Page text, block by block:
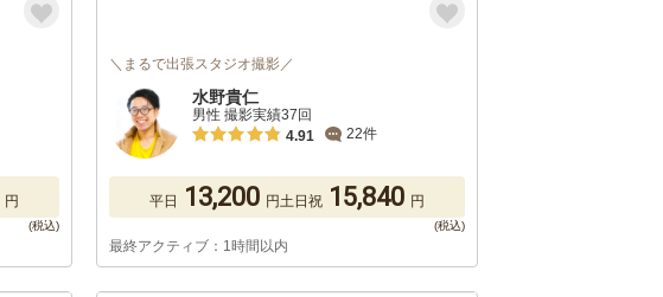
円
＼まるで出張スタジオ撮影／
水野貴仁
男性 撮影実績37回
4.91
22件
平日 13,200 円土日祝 15,840 円
最終アクティブ：1時間以内